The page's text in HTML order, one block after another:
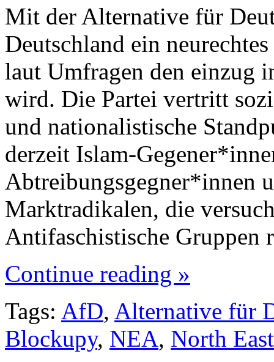
Mit der Alternative für
Deutschland ein
laut Umfragen den einzug
wird. Die Partei vertritt
und nationalistische
derzeit Islam-
Abtreibungsgegner*innen
Marktradikalen, die
Antifaschistische
Continue reading »
Tags: AfD, Alternative für
Blockupy, NEA, North